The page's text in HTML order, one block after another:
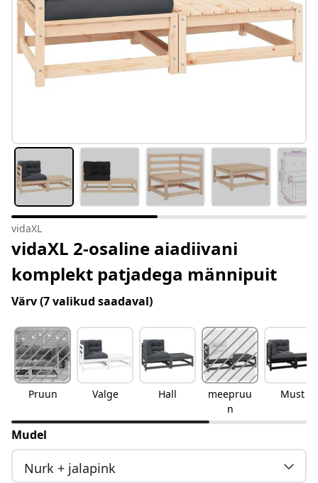
vidaXL
vidaXL 2-osaline aiadiivani
komplekt patjadega männipuit
Värv(7 valikud saadaval)
Pruun Valge Hall
meepruu
n
Must
Mudel
Nurk + jalapink